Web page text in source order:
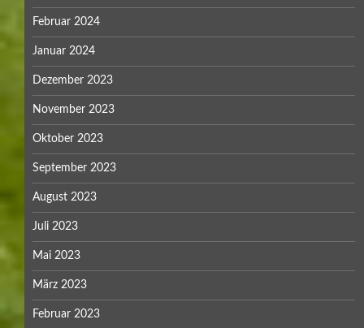
Februar 2024
Januar 2024
Dezember 2023
November 2023
Oktober 2023
September 2023
August 2023
Juli 2023
Mai 2023
März 2023
Februar 2023